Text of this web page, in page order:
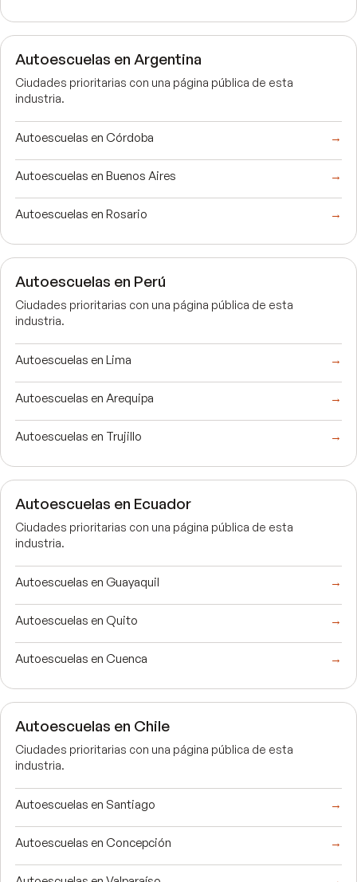
Autoescuelas en Argentina
Ciudades prioritarias con una página pública de esta
industria.
Autoescuelas en Córdoba →
Autoescuelas en Buenos Aires →
Autoescuelas en Rosario →
Autoescuelas en Perú
Ciudades prioritarias con una página pública de esta
industria.
Autoescuelas en Lima →
Autoescuelas en Arequipa →
Autoescuelas en Trujillo →
Autoescuelas en Ecuador
Ciudades prioritarias con una página pública de esta
industria.
Autoescuelas en Guayaquil →
Autoescuelas en Quito →
Autoescuelas en Cuenca →
Autoescuelas en Chile
Ciudades prioritarias con una página pública de esta
industria.
Autoescuelas en Santiago →
Autoescuelas en Concepción →